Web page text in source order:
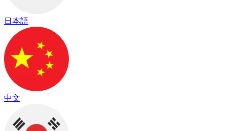
日本語
中文